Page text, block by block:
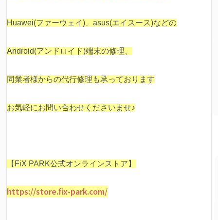
Huawei(ファーウェイ)、asus(エイスース)などの
Android(アンドロイド)端末の修理、
同業者様からの代行修理も承っております
お気軽にお問い合わせくださいませ♪
【FiX PARK公式オンラインストア】
https://store.fix-park.com/